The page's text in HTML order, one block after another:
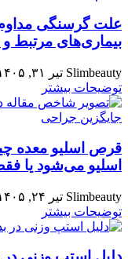
علت گرسنگی
بیماری‌های مرتبط
Slimbeauty تیر ۳۱, ۱۴۰۵
توضیحات بیشتر
قرص اسلیو معده
اسلیو می‌شود یا
Slimbeauty تیر ۲۴, ۱۴۰۵
توضیحات بیشتر